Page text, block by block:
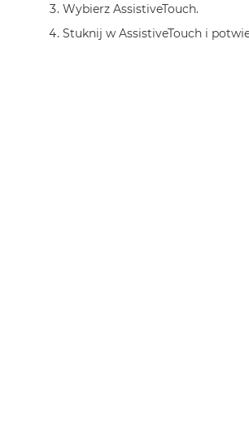
RAM
MacBook
Wybierz AssistiveTouch.
Stuknij w AssistiveTouch i